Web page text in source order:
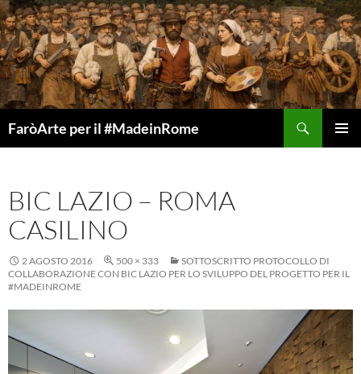
Vai
al
contenuto
FaròArte per il #MadeinRome
BIC LAZIO – ROMA
CASILINO
2 AGOSTO 2016 500 × 333
SOTTOSCRITTO PROTOCOLLO DI
COLLABORAZIONE CON BIC LAZIO PER LO SVILUPPO DEL PROGETTO PER IL
#MADEINROME